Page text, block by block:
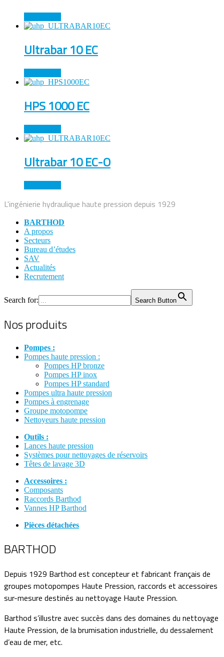
Ultrabar 10 EC
HPS 1000 EC
Ultrabar 10 EC-O
L'ingénierie hydraulique haute pression depuis 1929
BARTHOD
A propos
Secteurs
Bureau d’études
SAV
Actualités
Recrutement
Search for: Search Button
Nos produits
Pompes :
Pompes haute pression :
Pompes HP bronze
Pompes HP inox
Pompes HP standard
Pompes ultra haute pression
Pompes à engrenage
Groupe motopompe
Nettoyeurs haute pression
Outils :
Lances haute pression
Systèmes pour nettoyages de réservoirs
Têtes de lavage 3D
Accessoires :
Composants
Raccords Barthod
Vannes HP Barthod
Pièces détachées
BARTHOD
Depuis 1929 Barthod est concepteur et fabricant français de
groupes motopompes Haute Pression, raccords et accessoires
sur-mesure destinés au nettoyage Haute Pression.
Barthod s’illustre avec succès dans des domaines du nettoyage
Haute Pression, de la brumisation industrielle, du dessalement
d’eau de mer, etc.